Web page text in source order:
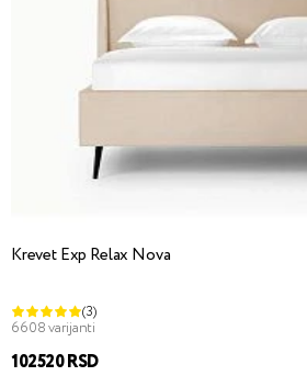
Krevet Exp Relax Nova
(3)
6608 varijanti
102520 RSD